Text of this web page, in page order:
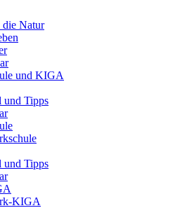
Natur
und KIGA
und Tipps
und Tipps
KIGA